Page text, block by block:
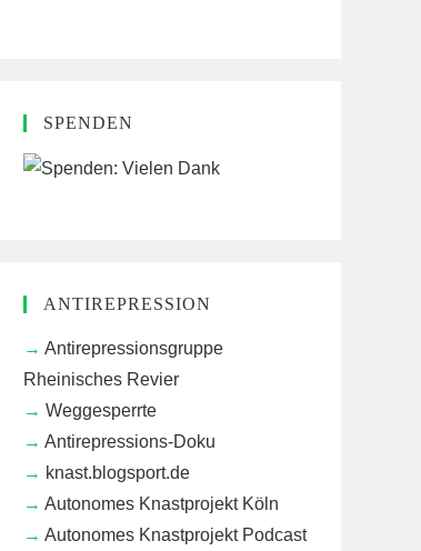
SPENDEN
ANTIREPRESSION
Antirepressionsgruppe
Rheinisches Revier
Weggesperrte
Antirepressions-Doku
knast.blogsport.de
Autonomes Knastprojekt Köln
Autonomes Knastprojekt Podcast